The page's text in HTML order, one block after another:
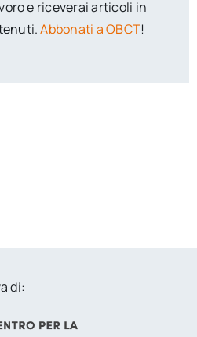
e riceverai articoli in
Abbonati a OBCT!
di: